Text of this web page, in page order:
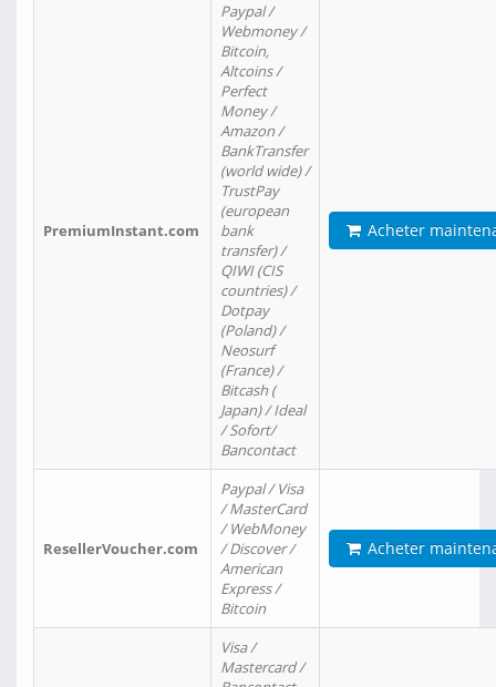
PremiumInstant.com
Paypal /
Webmoney /
Bitcoin,
Altcoins /
Perfect
Money /
Amazon /
BankTransfer
(world wide) /
TrustPay
(european
bank
transfer) /
QIWI (CIS
countries) /
Dotpay
(Poland) /
Neosurf
(France) /
Bitcash (
Japan) / Ideal
/ Sofort/
Bancontact
Acheter
ResellerVoucher.com
Paypal / Visa
/ MasterCard
/ WebMoney
/ Discover /
American
Express /
Bitcoin
Acheter
Visa /
Mastercard /